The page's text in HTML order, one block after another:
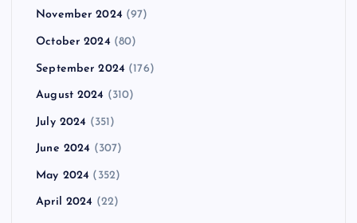
November 2024 (97)
October 2024 (80)
September 2024 (176)
August 2024 (310)
July 2024 (351)
June 2024 (307)
May 2024 (352)
April 2024 (22)